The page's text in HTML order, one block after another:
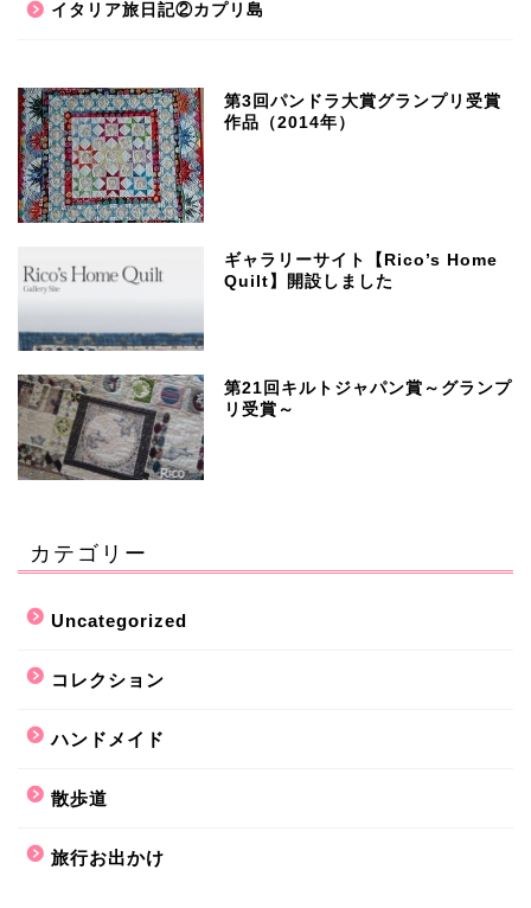
イタリア旅日記②カプリ島
第3回パンドラ大賞グランプリ受賞
作品（2014年）
ギャラリーサイト【Rico’s Home
Quilt】開設しました
第21回キルトジャパン賞～グランプ
リ受賞～
カテゴリー
Uncategorized
コレクション
ハンドメイド
散歩道
旅行お出かけ